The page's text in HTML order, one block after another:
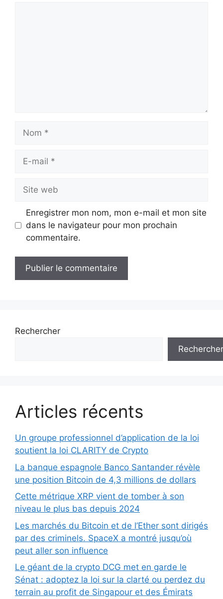
mail
web
Enregistrer mon nom, mon e-mail et mon site
dans le navigateur pour mon prochain
commentaire.
Rechercher
Rechercher
Articles récents
Un groupe professionnel d’application de la loi
soutient la loi CLARITY de Crypto
La banque espagnole Banco Santander révèle
une position Bitcoin de 4,3 millions de dollars
Cette métrique XRP vient de tomber à son
niveau le plus bas depuis 2024
Les marchés du Bitcoin et de l’Ether sont dirigés
par des criminels. SpaceX a montré jusqu’où
peut aller son influence
Le géant de la crypto DCG met en garde le
Sénat : adoptez la loi sur la clarté ou perdez du
terrain au profit de Singapour et des Émirats